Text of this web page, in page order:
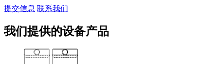
提交信息 联系我们
我们提供的设备产品